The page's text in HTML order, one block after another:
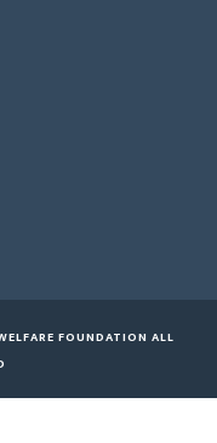
FOUNDATION ALL